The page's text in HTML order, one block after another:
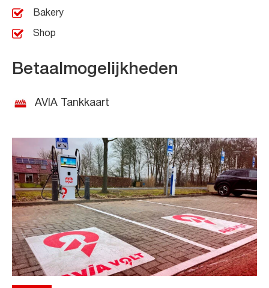
Bakery
Shop
Betaalmogelijkheden
AVIA Tankkaart